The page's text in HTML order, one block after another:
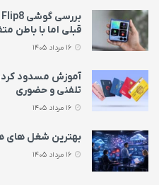
قبلی اما با باطن
آموزش مسدود
تلفنی و حضوری
بهترین شغل های